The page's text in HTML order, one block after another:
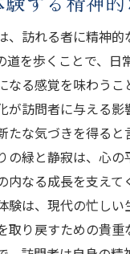
、訪れる者に精神的
道を歩くことで、日
なる感覚を味わうこ
が訪問者に与える影
たな気づきを得ると
の緑と静寂は、心の
内なる成長を支えて
験は、現代の忙し
取り戻すための貴重